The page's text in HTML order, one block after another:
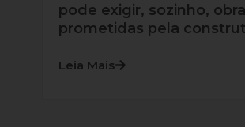
pode exigir, sozinho,
prometidas pela
Leia Mais